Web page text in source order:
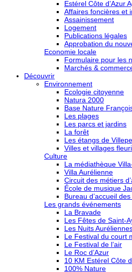
Estérel Côte d’Azur
Affaires foncières et
Assainissement
Logement
Publications légales
Approbation du
Economie locale
Formulaire pour les
Marchés &
Découvrir
Environnement
Ecologie citoyenne
Natura 2000
Base Nature
Les plages
Les parcs et jardins
La forêt
Les étangs de
Villes et villages
Culture
La médiathèque
Villa Aurélienne
Circuit des métiers
École de musique
Bureau d’accueil
Les grands événements
La Bravade
Les Fêtes de Saint-
Les Nuits
Le Festival du court
Le Festival de l’air
Le Roc d’Azur
10 KM Estérel Côte
100% Nature